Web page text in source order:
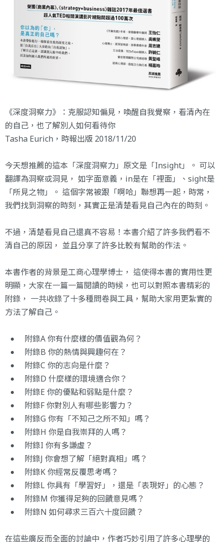
《深度洞察力》：克服認知偏見，喚醒自我覺察，看清內在
的自己，也了解別人如何看待你
Tasha Eurich，時報出版 2018/11/20
今天想推薦的這本「深度洞察力」原文是「Insight」。 可以
翻譯為洞察或洞見， 如字面意義，in是在「裡面」、sight是
「所見之物」。 這個字常被跟「啊哈」聯想再一起，時常，
我們找到洞察的時刻，其實正是清楚看見自己內在的時刻。
不過，清楚看見自己還真不容易！本書介紹了許多我們看不
清自己的原因， 並且分享了許多比較有幫助的作法。
本書作者的背景是工商心理學博士， 這使得本書的實用性更
明顯，大家在一篇一篇閱讀的時候，也可以對照本書精彩的
附錄， 一共收錄了十多種問卷與工具，幫助大家用更紮實的
方法了解自己。
附錄A 你有什麼樣的價值觀為何？
附錄B 你的熱情與興趣何在？
附錄C 你的志向是什麼？
附錄D 什麼樣的環境適合你？
附錄E 你的優點和弱點是什麼？
附錄F 你對別人有哪些影響力？
附錄G 你有「不知己之所不知」嗎？
附錄H 你是自我崇拜的人嗎？
附錄I 你有多謙虛？
附錄J 你會想了解「絕對真相」嗎？
附錄K 你經常反覆思考嗎？
附錄L 你具有「學習好」，還是「表現好」的心態？
附錄M 你獲得足夠的回饋意見嗎？
附錄N 如何尋求三百六十度回饋？
在這些廣反而全面的討論中，作者巧妙引用了許多心理學的